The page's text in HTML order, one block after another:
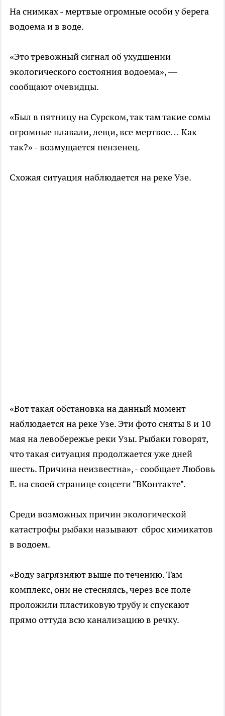
На снимках - мертвые огромные особи у берега
водоема и в воде.
«Это тревожный сигнал об ухудшении
экологического состояния водоема», —
сообщают очевидцы.
«Был в пятницу на Сурском, так там такие сомы
огромные плавали, лещи, все мертвое… Как
так?» - возмущается пензенец.
Схожая ситуация наблюдается на реке Узе.
«Вот такая обстановка на данный момент
наблюдается на реке Узе. Эти фото сняты 8 и 10
мая на левобережье реки Узы. Рыбаки говорят,
что такая ситуация продолжается уже дней
шесть. Причина неизвестна», - сообщает Любовь
Е. на своей странице соцсети "ВКонтакте".
Среди возможных причин экологической
катастрофы рыбаки называют сброс химикатов
в водоем.
«Воду загрязняют выше по течению. Там
комплекс, они не стесняясь, через все поле
проложили пластиковую трубу и спускают
прямо оттуда всю канализацию в речку.